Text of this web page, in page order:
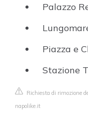
Palazzo
Piazza e
Stazione
Richiesta di rimozione
napolike.it